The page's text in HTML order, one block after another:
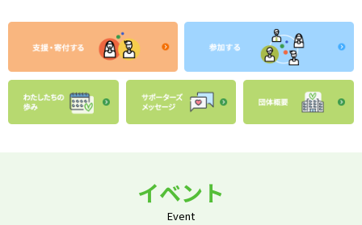
イベント
Event